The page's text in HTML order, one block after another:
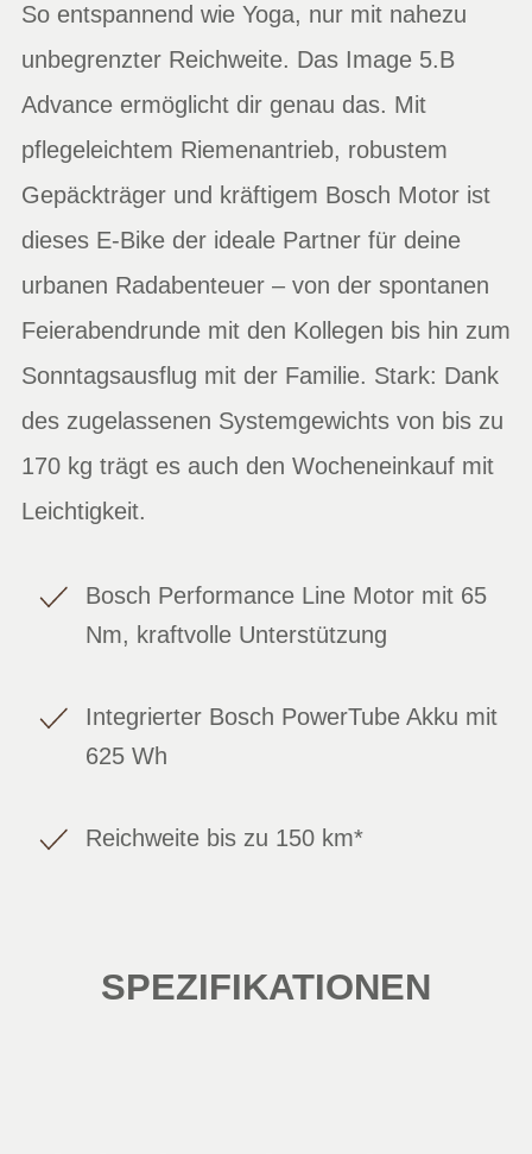
So entspannend wie Yoga, nur mit nahezu
unbegrenzter Reichweite. Das Image 5.B
Advance ermöglicht dir genau das. Mit
pflegeleichtem Riemenantrieb, robustem
Gepäckträger und kräftigem Bosch Motor ist
dieses E-Bike der ideale Partner für deine
urbanen Radabenteuer – von der spontanen
Feierabendrunde mit den Kollegen bis hin zum
Sonntagsausflug mit der Familie. Stark: Dank
des zugelassenen Systemgewichts von bis zu
170 kg trägt es auch den Wocheneinkauf mit
Leichtigkeit.
Bosch Performance Line Motor mit 65
Nm, kraftvolle Unterstützung
Integrierter Bosch PowerTube Akku mit
625 Wh
Reichweite bis zu 150 km*
SPEZIFIKATIONEN